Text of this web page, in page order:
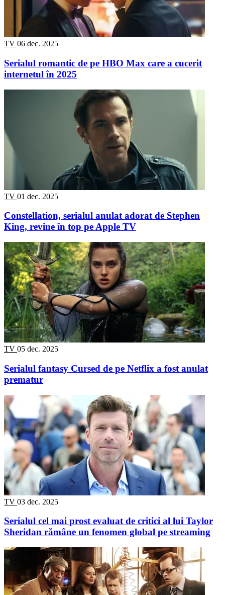
TV 06 dec. 2025
Serialul romantic de pe HBO Max care a cucerit
internetul în 2025
TV 01 dec. 2025
Constellation, serialul anulat adorat de Stephen
King, revine în top pe Apple TV
TV 05 dec. 2025
Serialul fantasy Cursed de pe Netflix a fost anulat
prematur
TV 03 dec. 2025
Serialul cel mai prost evaluat de critici al lui Taylor
Sheridan rămâne un fenomen global pe streaming